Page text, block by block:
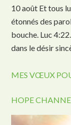
10 août Et tous
étonnés des
bouche. Luc
dans le désir
MES VŒUX
HOPE